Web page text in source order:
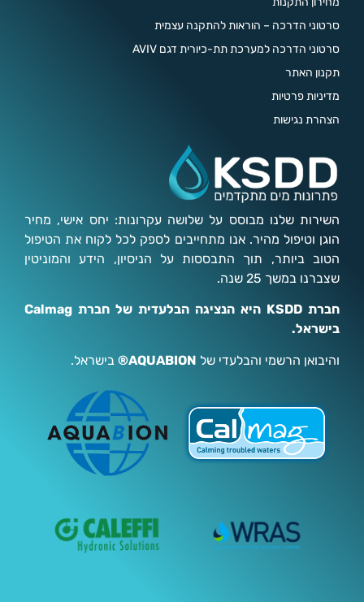
סרטוני הדרכה – הוראות להתקנה עצמית
סרטוני הדרכה למערכת תת-כיורית דגם AVIV
תקנון האתר
מדיניות פרטיות
הצהרת נגישות
השירות שלנו מבוסס על שלושה עקרונות: יחס אישי, מחיר
הוגן וטיפול מהיר. אנו מתחייבים לספק לכל לקוח את הטיפול
הטוב ביותר, תוך התבססות על הניסיון, הידע והמוניטין
שצברנו במשך 25 שנה.
חברת KSDD היא הנציגה הבלעדית של חברת Calmag
בישראל.
והיבואן הרשמי והבלעדי של AQUABION® בישראל.